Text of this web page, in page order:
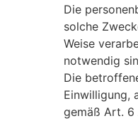
Die
solche
Weise
notwendig
Die
Einwilligung,
gemäß Art. 6